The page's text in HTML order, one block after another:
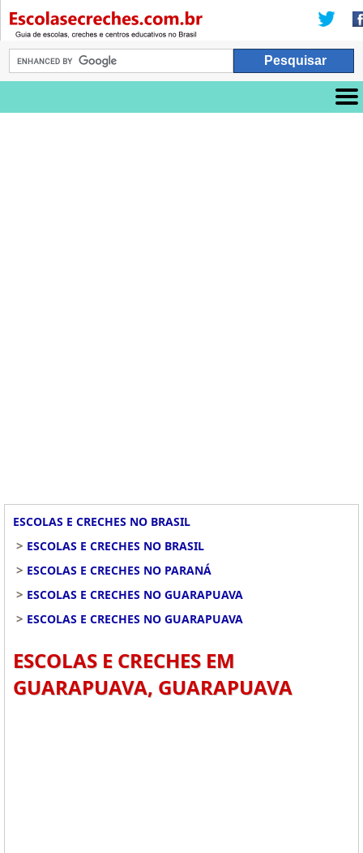
ESCOLAS E CRECHES NO BRASIL
> ESCOLAS E CRECHES NO BRASIL
> ESCOLAS E CRECHES NO PARANÁ
> ESCOLAS E CRECHES NO GUARAPUAVA
> ESCOLAS E CRECHES NO GUARAPUAVA
ESCOLAS E CRECHES EM
GUARAPUAVA, GUARAPUAVA